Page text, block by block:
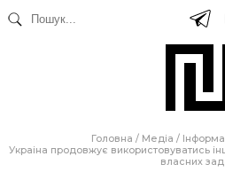
Головна / Медіа /
Украіна продовжує використовуватись
власних